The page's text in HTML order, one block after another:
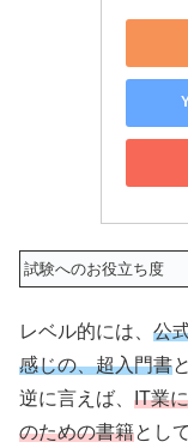
試験へのお役立ち度
レベル的には、 公
感じの、超入門書
逆に言えば、 IT業
のための書籍とし